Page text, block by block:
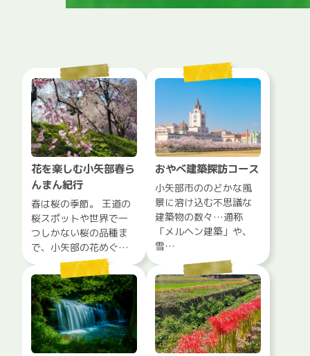
花を楽しむ小矢部春ら
んまん紀行
春は桜の季節。 王道の
桜スポットや世界で一
つしかない桜の品種ま
で、小矢部の花めぐ…
おやべ建築探訪コース
小矢部市ののどかな風
景に溶け込む不思議な
建築物の数々…通称
「メルヘン建築」や、
雪…